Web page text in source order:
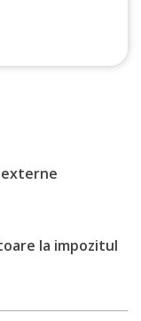
la impozitul